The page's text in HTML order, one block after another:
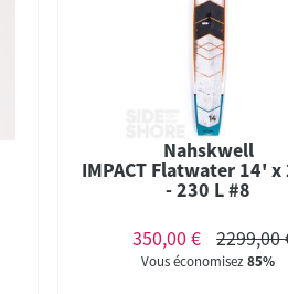
Nahskwell
IMPACT Flatwater 14'
- 230 L #8
350,00 €
2299,00
Vous économisez85%